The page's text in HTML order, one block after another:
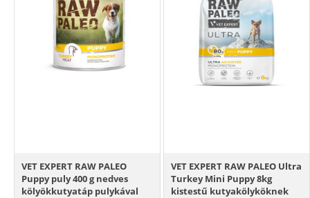
VET EXPERT RAW PALEO
Puppy puly 400 g nedves
kölyökkutyatáp pulykával
VET EXPERT RAW PALEO Ultra
Turkey Mini Puppy 8kg
kistestű kutyakölyköknek